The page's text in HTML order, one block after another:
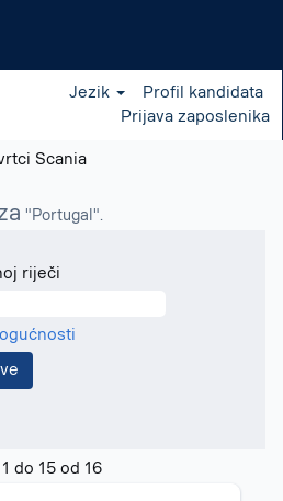
Jezik
Profil kandidata
Prijava zaposlenika
Scania(trenutačna
"Portugal".
riječi
do 15 od 16Rezultati